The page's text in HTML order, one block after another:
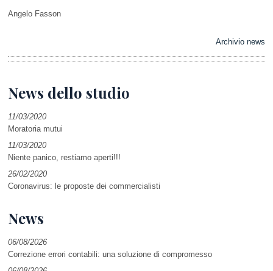
Angelo Fasson
Archivio news
News dello studio
11/03/2020
Moratoria mutui
11/03/2020
Niente panico, restiamo aperti!!!
26/02/2020
Coronavirus: le proposte dei commercialisti
News
06/08/2026
Correzione errori contabili: una soluzione di compromesso